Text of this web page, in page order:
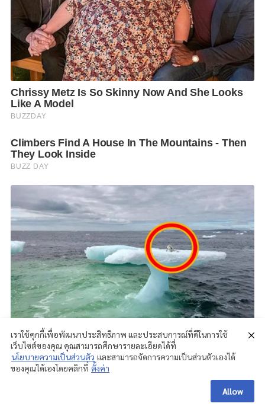
เราใช้คุกกี้เพื่อพัฒนาประสิทธิภาพ และประสบการณ์ที่ดีในการใช้
เว็บไซต์ของคุณ คุณสามารถศึกษารายละเอียดได้ที่
นโยบายความเป็นส่วนตัว และสามารถจัดการความเป็นส่วนตัวเองได้
ของคุณได้เองโดยคลิกที่ ตั้งค่า
Allow